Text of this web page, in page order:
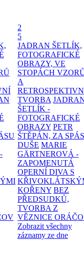
2
5
JADRAN ŠETLÍK,
FOTOGRAFICKÉ
OBRAZY, VE
STOPÁCH
A
TVORBA
ŠETLÍK -
FOTOGRAFICKÉ
OBRAZY PETR
ŠTĚPÁN, ZA
DUŠE MARIE
GÄRTNEROVÁ -
ZAPOMENUTÁ
OPERNÍ DIVA S
KOŘENY BEZ
PŘEDSUDKŮ,
TVORBA Z
VĚZNICE
Zobrazit všechny
záznamy ze dne